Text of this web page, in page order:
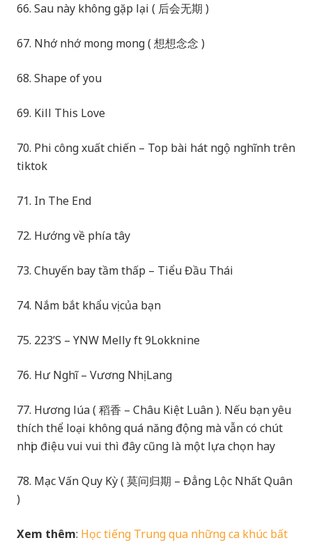
66. Sau này không gặp lại ( 后会无期 )
67. Nhớ nhớ mong mong ( 想想念念 )
68. Shape of you
69. Kill This Love
70. Phi công xuất chiến – Top bài hát ngộ nghĩnh trên
tiktok
71. In The End
72. Hướng về phía tây
73. Chuyến bay tầm thấp – Tiểu Đầu Thái
74. Nắm bắt khẩu vị của bạn
75. 223’S – YNW Melly ft 9Lokknine
76. Hư Nghĩ – Vương Nhị Lang
77. Hương lúa ( 稻香 – Châu Kiệt Luân ). Nếu bạn yêu
thích thể loại không quá năng động mà vẫn có chút
nhịp điệu vui vui thì đây cũng là một lựa chọn hay
78. Mạc Vấn Quy Kỳ ( 莫问归期 – Đẳng Lộc Nhất Quân
)
Xem thêm: Học tiếng Trung qua những ca khúc bất